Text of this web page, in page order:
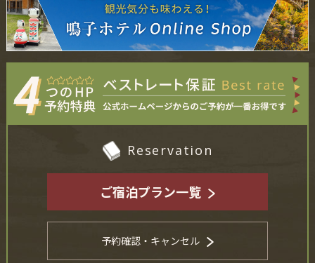
Reservation
ご宿泊プラン一覧
予約確認・キャンセル